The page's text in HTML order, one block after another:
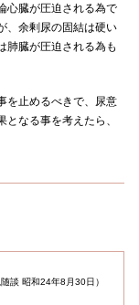
心臓が圧迫される為で
、余剰尿の固結は硬い
肺臓が圧迫される為も
を止めるべきで、尿意
なる事を考えたら、
談 昭和24年8月30日）